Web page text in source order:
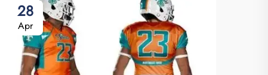
28
Apr